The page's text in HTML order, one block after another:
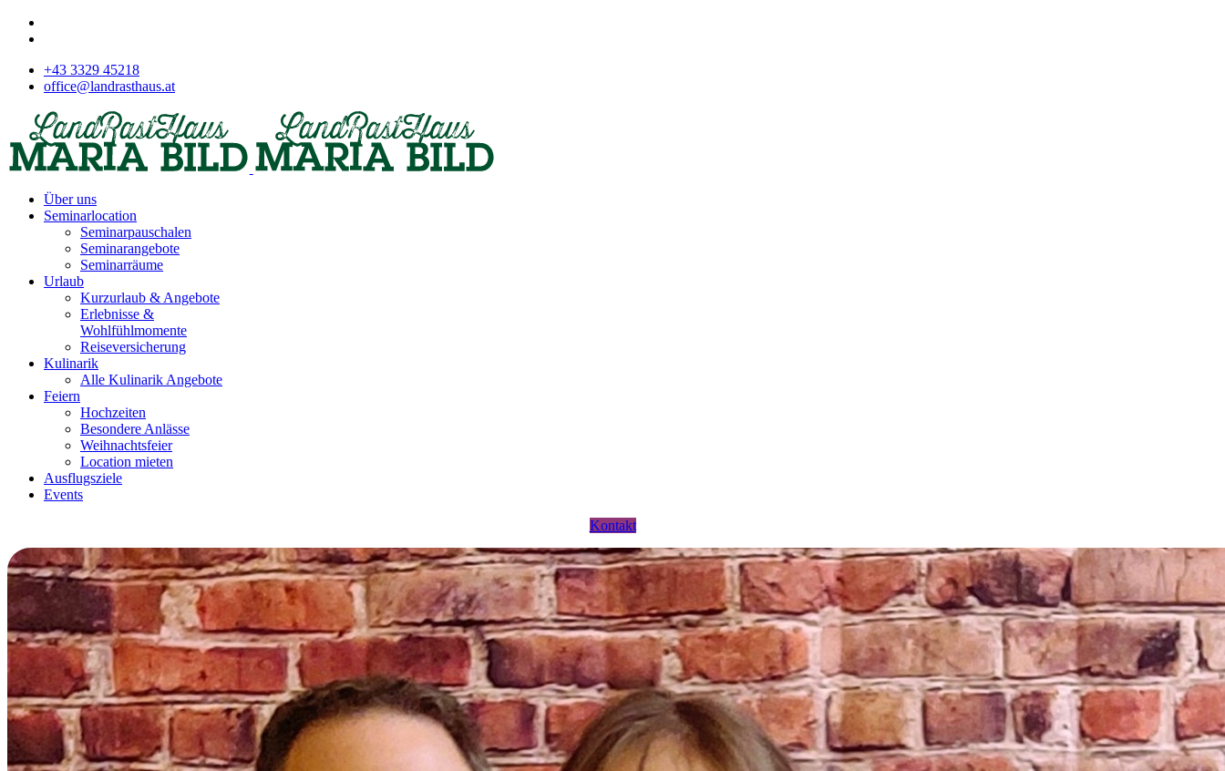
+43 3329 45218
office@landrasthaus.at
Über uns
Seminarlocation
Seminarpauschalen
Seminarangebote
Seminarräume
Urlaub
Kurzurlaub & Angebote
Erlebnisse &
Wohlfühlmomente
Reiseversicherung
Kulinarik
Alle Kulinarik Angebote
Feiern
Hochzeiten
Besondere Anlässe
Weihnachtsfeier
Location mieten
Ausflugsziele
Events
Kontakt